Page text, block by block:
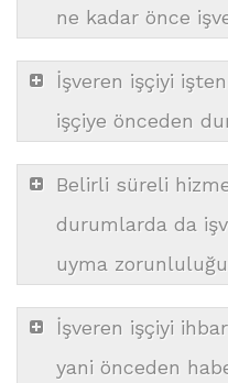
ne kadar önce
İşveren işçiyi
işçiye önceden
Belirli süreli
durumlarda da
uyma zorunluluğu
İşveren işçiyi
yani önceden